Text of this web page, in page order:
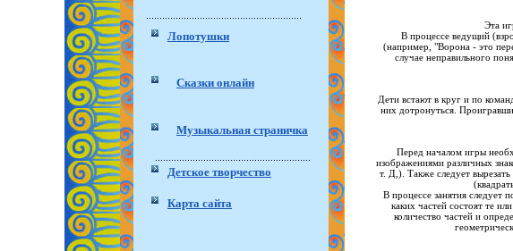
Лопотушки
Сказки онлайн
Музыкальная страничка
Детское творчество
Карта сайта
Эта
В процессе ведущий
(например, "Ворона - это
случае неправильного
Дети встают в круг и по
них дотронуться.
Перед началом игры
изображениями различных
т. Д,). Также следует
В процессе занятия следует
каких частей состоят те
количество частей и